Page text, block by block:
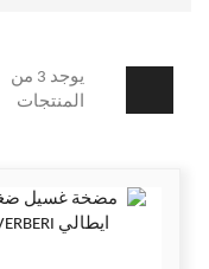
يوجد 3 من
المنتجات